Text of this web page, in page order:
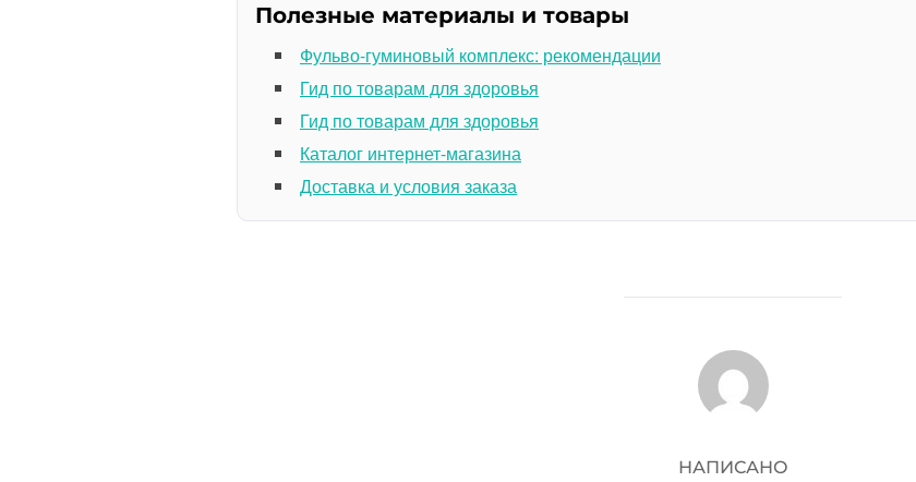
Полезные материалы и товары
Фульво-гуминовый комплекс: рекомендации
Гид по товарам для здоровья
Гид по товарам для здоровья
Каталог интернет-магазина
Доставка и условия заказа
АВТОР ЗАПИСИ
НАПИСАНО